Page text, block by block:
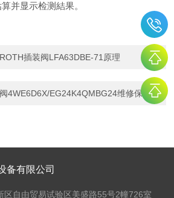
并显示检测結果。
插装阀LFA63DBE-71原理
4WE6D6X/EG24K4QMBG24维修保养
备有限公司
区自由贸易试验区美盛路55号2幢726室